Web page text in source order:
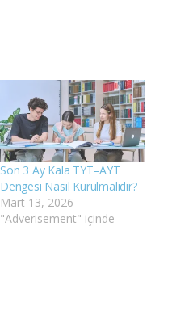
Son 3 Ay Kala TYT–AYT
Dengesi Nasıl Kurulmalıdır?
Mart 13, 2026
"Adverisement" içinde